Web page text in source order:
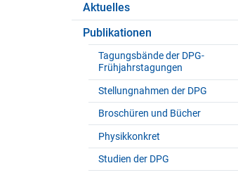
Aktuelles
Publikationen
Tagungsbände der DPG-
Frühjahrstagungen
Stellungnahmen der DPG
Broschüren und Bücher
Physikkonkret
Studien der DPG